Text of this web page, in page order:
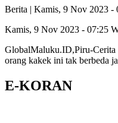
Berita | Kamis, 9 Nov 2023 -
Kamis, 9 Nov 2023 - 07:25
GlobalMaluku.ID,Piru-Cerita
orang kakek ini tak berbeda
E-KORAN